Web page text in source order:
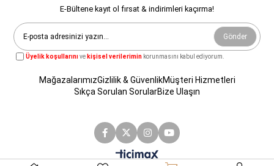
E-Bültene kayıt ol fırsat & indirimleri kaçırma!
Gönder
Üyelik koşullarınıve kişisel verilerimin korunmasını kabul ediyorum.
MağazalarımızGizlilik & GüvenlikMüşteri Hizmetleri
Sıkça Sorulan SorularBize Ulaşın